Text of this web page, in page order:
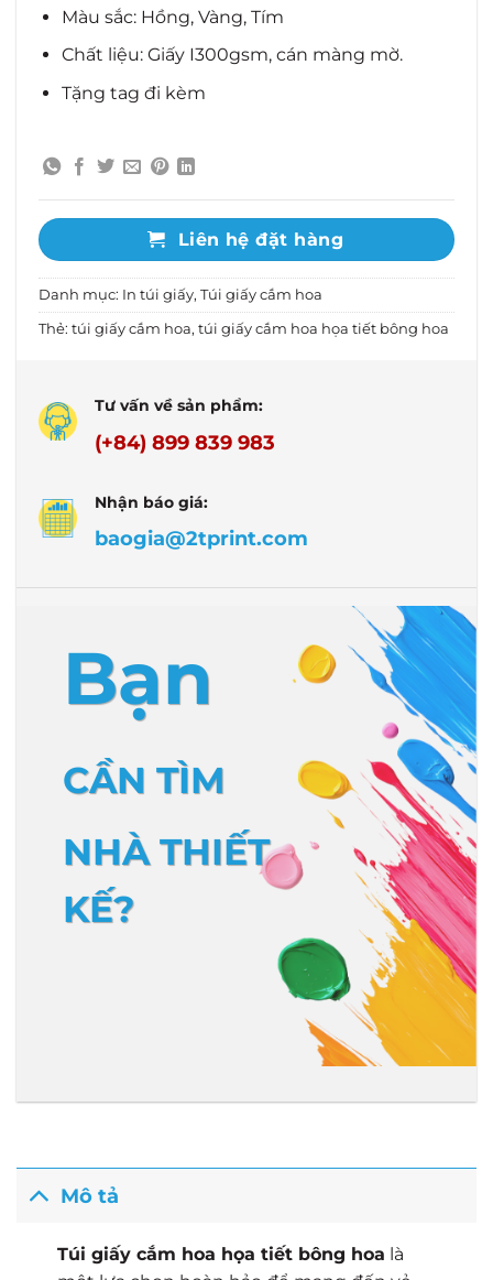
Màu sắc: Hồng, Vàng, Tím
Chất liệu: Giấy I300gsm, cán màng mờ.
Tặng tag đi kèm
Liên hệ đặt hàng
Danh mục: In túi giấy, Túi giấy cắm hoa
Thẻ: túi giấy cắm hoa, túi giấy cắm hoa họa tiết bông hoa
Tư vấn về sản phẩm:
(+84) 899 839 983
Nhận báo giá:
baogia@2tprint.com
Bạn
CẦN TÌM
NHÀ THIẾT
KẾ?
Mô tả
Túi giấy cắm hoa họa tiết bông hoa là